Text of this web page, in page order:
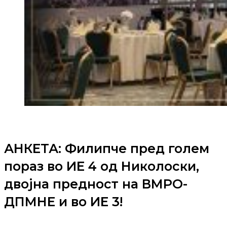
АНКЕТА: Филипче пред голем
пораз во ИЕ 4 од Николоски,
двојна предност на ВМРО-
ДПМНЕ и во ИЕ 3!